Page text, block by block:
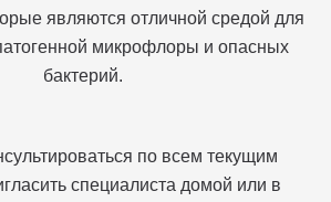
являются отличной средой для
микрофлоры и опасных
бактерий.
по всем текущим
специалиста домой или в